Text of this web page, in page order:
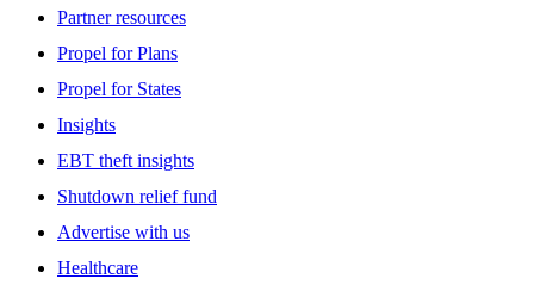
Partner resources
Propel for Plans
Propel for States
Insights
EBT theft insights
Shutdown relief fund
Advertise with us
Healthcare